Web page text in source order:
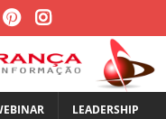
LEADERSHIP